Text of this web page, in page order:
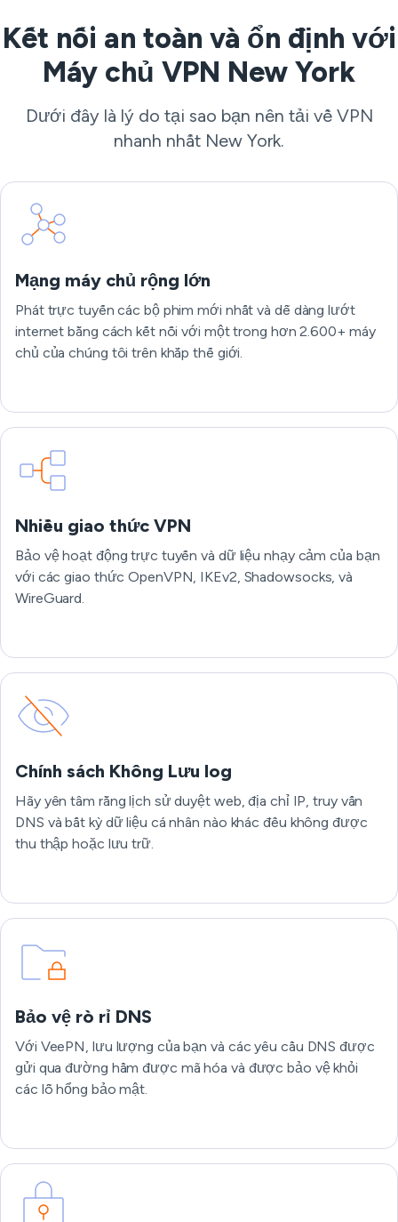
Kết nối an toàn và ổn định với
Máy chủ VPN New York
Dưới đây là lý do tại sao bạn nên tải về VPN
nhanh nhất New York.
Mạng máy chủ rộng lớn
Phát trực tuyến các bộ phim mới nhất và dễ dàng lướt
internet bằng cách kết nối với một trong hơn 2.600+ máy
chủ của chúng tôi trên khắp thế giới.
Nhiều giao thức VPN
Bảo vệ hoạt động trực tuyến và dữ liệu nhạy cảm của bạn
với các giao thức OpenVPN, IKEv2, Shadowsocks, và
WireGuard.
Chính sách Không Lưu log
Hãy yên tâm rằng lịch sử duyệt web, địa chỉ IP, truy vấn
DNS và bất kỳ dữ liệu cá nhân nào khác đều không được
thu thập hoặc lưu trữ.
Bảo vệ rò rỉ DNS
Với VeePN, lưu lượng của bạn và các yêu cầu DNS được
gửi qua đường hầm được mã hóa và được bảo vệ khỏi
các lỗ hổng bảo mật.